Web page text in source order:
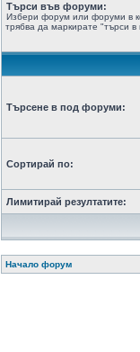
Търси във форуми:
Избери форум или форуми в
трябва да маркирате "търси в
Търсене в под форуми:
Сортирай по:
Лимитирай резултатите:
Начало форум